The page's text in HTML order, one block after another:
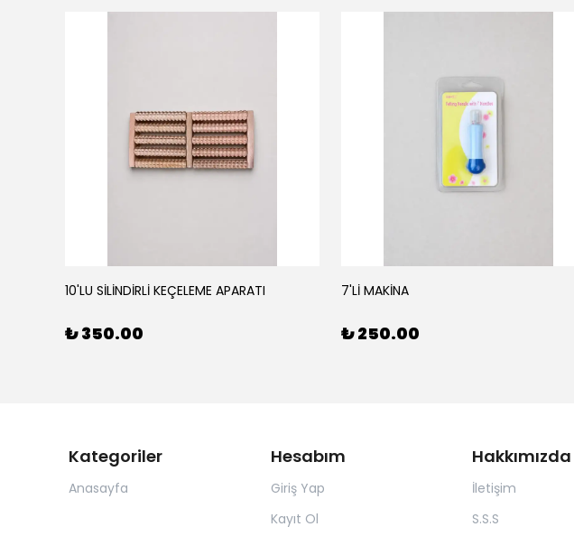
10'LU SİLİNDİRLİ KEÇELEME APARATI
₺ 350.00
7'Lİ MAKİNA
₺ 250.00
Kategoriler
Anasayfa
Hesabım
Giriş Yap
Kayıt Ol
Hakkımızda
İletişim
S.S.S